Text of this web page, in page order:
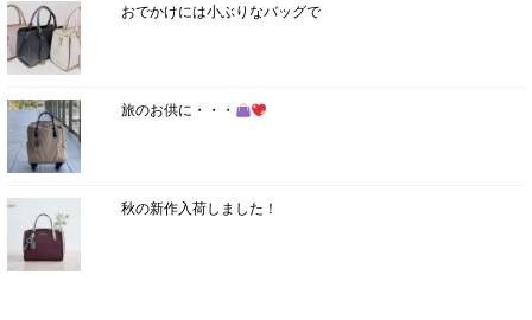
おでかけには小ぶりなバッグで
旅のお供に・・・
秋の新作入荷しました！